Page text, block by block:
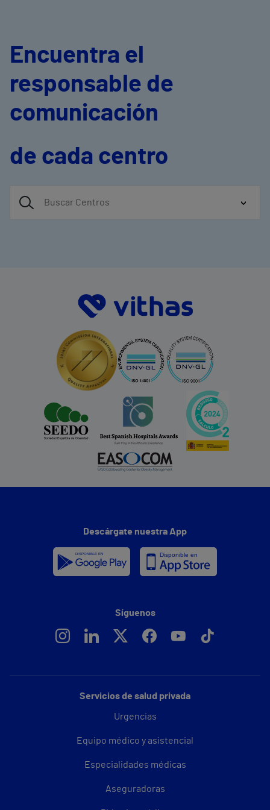
Encuentra el
responsable de
comunicación
de cada centro
Servicios de salud privada
Urgencias
Equipo médico y asistencial
Especialidades médicas
Aseguradoras
Descárgate nuestra App
Síguenos